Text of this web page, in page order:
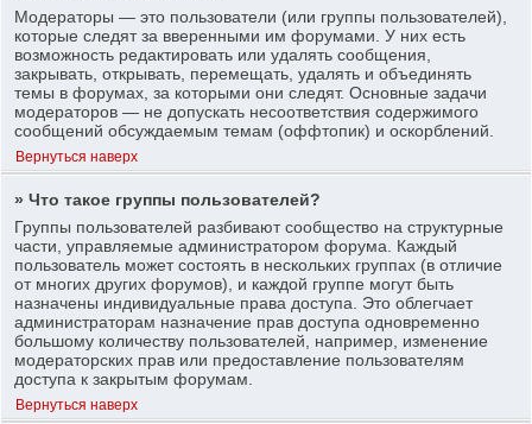
Модераторы — это пользователи (или группы пользователей),
которые следят за вверенными им форумами. У них есть
возможность редактировать или удалять сообщения,
закрывать, открывать, перемещать, удалять и объединять
темы в форумах, за которыми они следят. Основные задачи
модераторов — не допускать несоответствия содержимого
сообщений обсуждаемым темам (оффтопик) и оскорблений.
Вернуться наверх
» Что такое группы пользователей?
Группы пользователей разбивают сообщество на структурные
части, управляемые администратором форума. Каждый
пользователь может состоять в нескольких группах (в отличие
от многих других форумов), и каждой группе могут быть
назначены индивидуальные права доступа. Это облегчает
администраторам назначение прав доступа одновременно
большому количеству пользователей, например, изменение
модераторских прав или предоставление пользователям
доступа к закрытым форумам.
Вернуться наверх